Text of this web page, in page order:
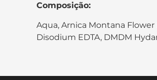
Composição:
Aqua, Arnica Montana
Disodium EDTA, DMDM